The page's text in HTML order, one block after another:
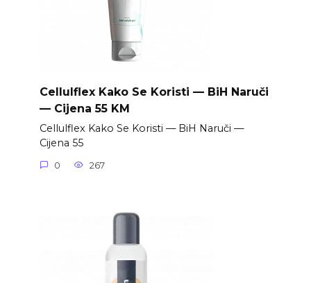
Cellulflex Kako Se Koristi — BiH Naruči
— Cijena 55 KM
Cellulflex Kako Se Koristi — BiH Naruči —
Cijena 55
0 267